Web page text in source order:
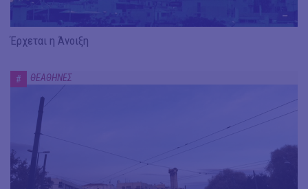
Έρχεται η Άνοιξη
# ΘΕΑΘΗΝΕΣ